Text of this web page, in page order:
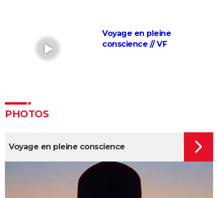
Super Size Me
Le Chagrin et la Pitié
Voyage en pleine
conscience // VF
PHOTOS
Voyage en pleine conscience